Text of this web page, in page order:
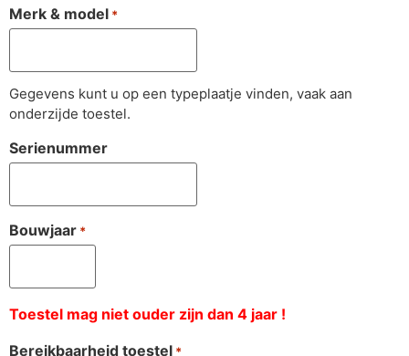
Merk & model *
Gegevens kunt u op een typeplaatje vinden, vaak aan
onderzijde toestel.
Serienummer
Bouwjaar *
Toestel mag niet ouder zijn dan 4 jaar !
Bereikbaarheid toestel *